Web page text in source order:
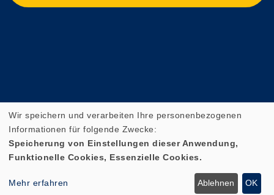
Cookie Einstellungen
Wir speichern und verarbeiten Ihre personenbezogenen
Informationen für folgende Zwecke:
Speicherung von Einstellungen dieser Anwendung,
Funktionelle Cookies, Essenzielle Cookies.
Mehr erfahren Ablehnen OK